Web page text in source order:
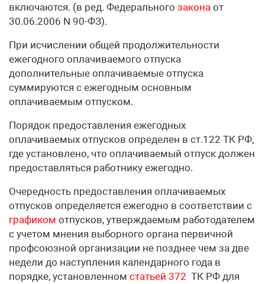
включаются. (в ред. Федерального закона от
30.06.2006 N 90-ФЗ).
При исчислении общей продолжительности
ежегодного оплачиваемого отпуска
дополнительные оплачиваемые отпуска
суммируются с ежегодным основным
оплачиваемым отпуском.
Порядок предоставления ежегодных
оплачиваемых отпусков определен в ст.122 ТК РФ,
где установлено, что оплачиваемый отпуск должен
предоставляться работнику ежегодно.
Очередность предоставления оплачиваемых
отпусков определяется ежегодно в соответствии с
графиком отпусков, утверждаемым работодателем
с учетом мнения выборного органа первичной
профсоюзной организации не позднее чем за две
недели до наступления календарного года в
порядке, установленном статьей 372 ТК РФ для